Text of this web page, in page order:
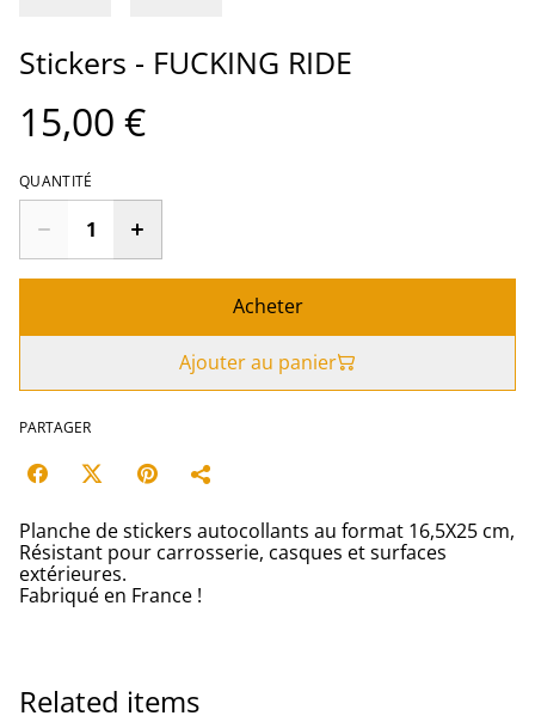
Stickers - FUCKING RIDE
15,00 €
QUANTITÉ
Acheter
Ajouter au panier
PARTAGER
Planche de stickers autocollants au format 16,5X25 cm,
Résistant pour carrosserie, casques et surfaces
extérieures.
Fabriqué en France !
Related items